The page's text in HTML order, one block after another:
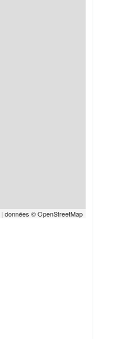
| données © OpenStreetMap